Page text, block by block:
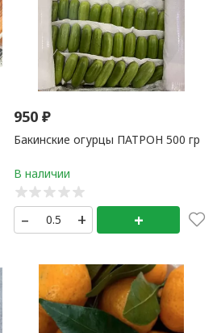
950₽
Бакинские огурцы ПАТРОН 500 гр
– + +